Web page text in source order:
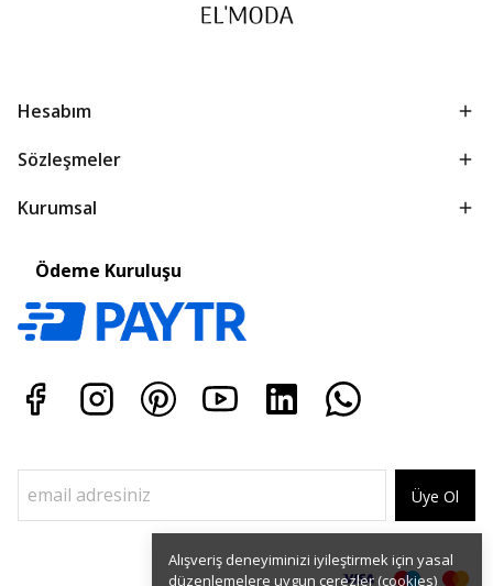
Alışveriş deneyiminizi iyileştirmek için yasal
düzenlemelere uygun çerezler (cookies)
Hesabım
Sözleşmeler
Kurumsal
Ödeme Kuruluşu
Üye Ol